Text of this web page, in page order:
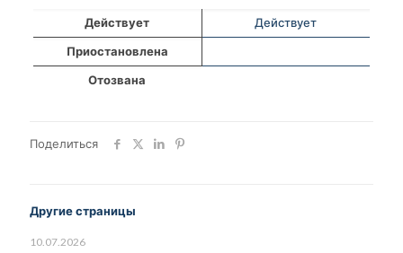
Действует
Действует
Приостановлена
Отозвана
Поделиться
Другие страницы
10.07.2026